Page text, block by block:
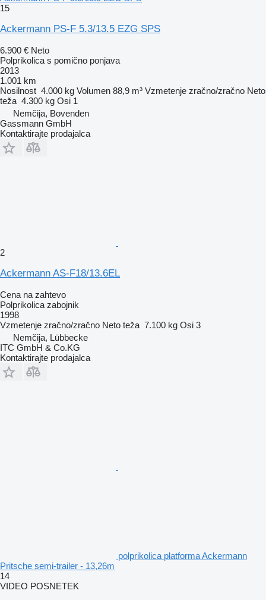
15
Ackermann PS-F 5.3/13.5 EZG SPS
6.900 € Neto
Polprikolica s pomično ponjava
2013
1.001 km
Nosilnost 4.000 kg Volumen 88,9 m³ Vzmetenje zračno/zračno Neto
teža 4.300 kg Osi 1
Nemčija, Bovenden
Gassmann GmbH
Kontaktirajte prodajalca
2
Ackermann AS-F18/13.6EL
Cena na zahtevo
Polprikolica zabojnik
1998
Vzmetenje zračno/zračno Neto teža 7.100 kg Osi 3
Nemčija, Lübbecke
ITC GmbH & Co.KG
Kontaktirajte prodajalca
polprikolica platforma Ackermann
Pritsche semi-trailer - 13,26m
14
VIDEO POSNETEK